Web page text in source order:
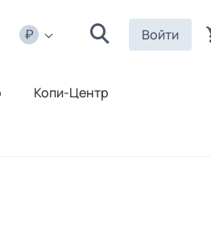
Войти
Копи-Центр